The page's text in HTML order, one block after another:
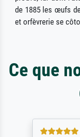
de 1885 les œufs
et orfèvrerie se
Ce que